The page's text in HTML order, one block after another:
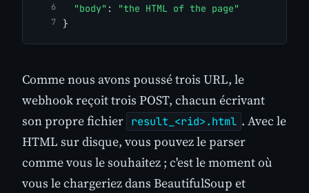
"body" :
"the HTML of the page"
}
Comme nous avons poussé trois URL, le
webhook reçoit trois POST, chacun écrivant
son propre fichier result_<rid>.html . Avec le
HTML sur disque, vous pouvez le parser
comme vous le souhaitez ; c'est le moment où
vous le chargeriez dans BeautifulSoup et